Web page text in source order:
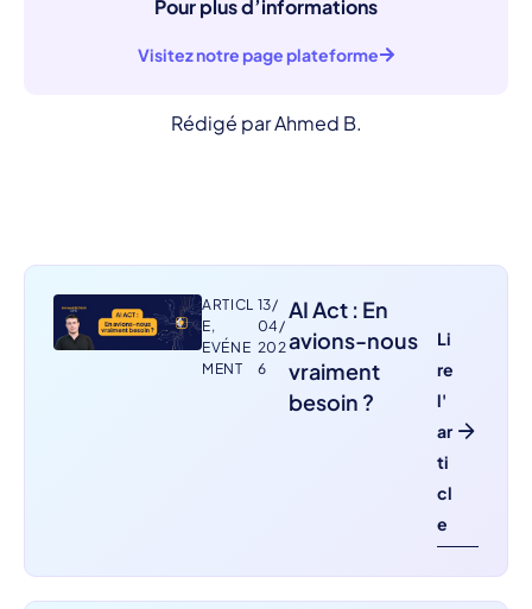
Pour plus d’informations
Visitez notre page plateforme
Rédigé par Ahmed B.
ARTICL
E,
EVÉNE
MENT
13/
04/
202
6
AI Act : En
avions-nous
vraiment
besoin ?
Li
re
l'
ar
ti
cl
e